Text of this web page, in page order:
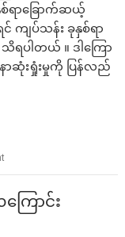
စ်ရာခြောက်ဆယ့်
ကျပ်သန်း ခုနှစ်ရာ
ရပါတယ် ။ ဒါကြော
ဆုံးရှုံးမှုကို ပြန်လည်
ြောင်း